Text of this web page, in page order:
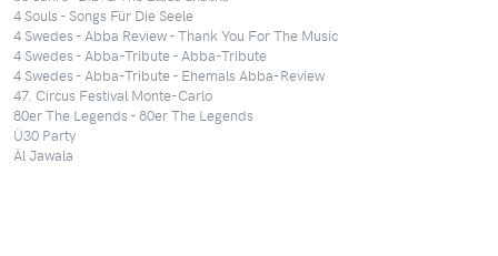
4 Souls - Songs Für Die Seele
4 Swedes - Abba Review - Thank You For The Music
4 Swedes - Abba-Tribute - Abba-Tribute
4 Swedes - Abba-Tribute - Ehemals Abba-Review
47. Circus Festival Monte-Carlo
80er The Legends - 80er The Legends
Ü30 Party
Äl Jawala